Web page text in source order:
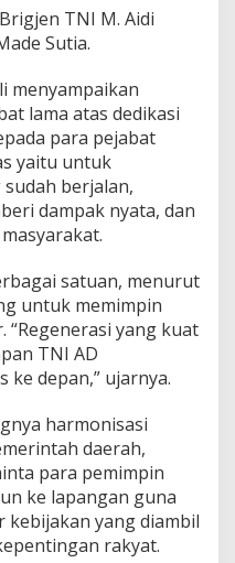
u
!
TNI M. Aidi
Sutia.
menyampaikan
lama atas dedikasi
para pejabat
yaitu untuk
berjalan,
dampak nyata, dan
satuan, menurut
untuk memimpin
“Regenerasi yang kuat
TNI AD
ke depan,” ujarnya.
harmonisasi
daerah,
para pemimpin
ke lapangan guna
kebijakan yang diambil
rakyat.